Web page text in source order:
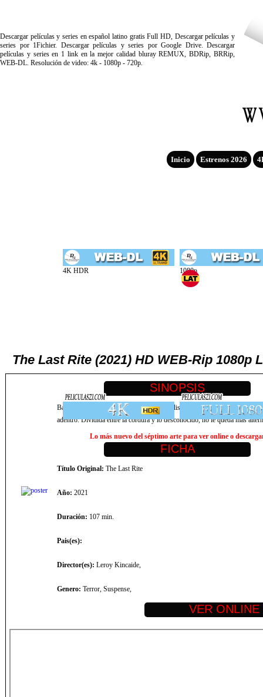
Descargar películas y series en español latino gratis Full HD, Descargar películas y
series por 1Fichier. Descargar películas y series por Google Drive. Descargar
películas y series en 1 link en la mejor calidad bluray REMUX, BDRip, BRRip,
WEB-DL. Resolución de video: 4k - 1080p - 720p.
Inicio Estrenos 2026
The Last Rite (2021) HD WEB-Rip 1080p
Basado en True Events: Sufriendo de parálisis del sueño, una estudiante
adentro. Dividida entre la cordura y lo desconocido, no le queda más
Lo más nuevo del séptimo arte para ver online o
Título Original: The Last Rite
Año: 2021
Duración: 107 min.
Pais(es):
Director(es): Leroy Kincaide,
Genero: Terror, Suspense,